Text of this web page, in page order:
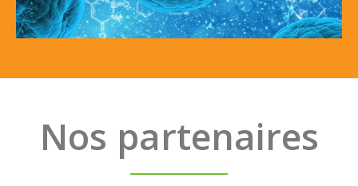
Nos partenaires